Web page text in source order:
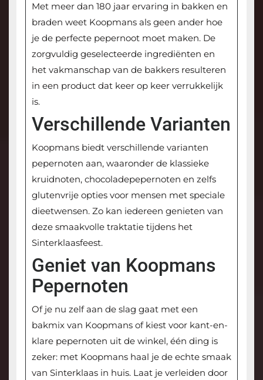
Met meer dan 180 jaar ervaring in bakken en
braden weet Koopmans als geen ander hoe
je de perfecte pepernoot moet maken. De
zorgvuldig geselecteerde ingrediënten en
het vakmanschap van de bakkers resulteren
in een product dat keer op keer verrukkelijk
is.
Verschillende Varianten
Koopmans biedt verschillende varianten
pepernoten aan, waaronder de klassieke
kruidnoten, chocoladepepernoten en zelfs
glutenvrije opties voor mensen met speciale
dieetwensen. Zo kan iedereen genieten van
deze smaakvolle traktatie tijdens het
Sinterklaasfeest.
Geniet van Koopmans
Pepernoten
Of je nu zelf aan de slag gaat met een
bakmix van Koopmans of kiest voor kant-en-
klare pepernoten uit de winkel, één ding is
zeker: met Koopmans haal je de echte smaak
van Sinterklaas in huis. Laat je verleiden door